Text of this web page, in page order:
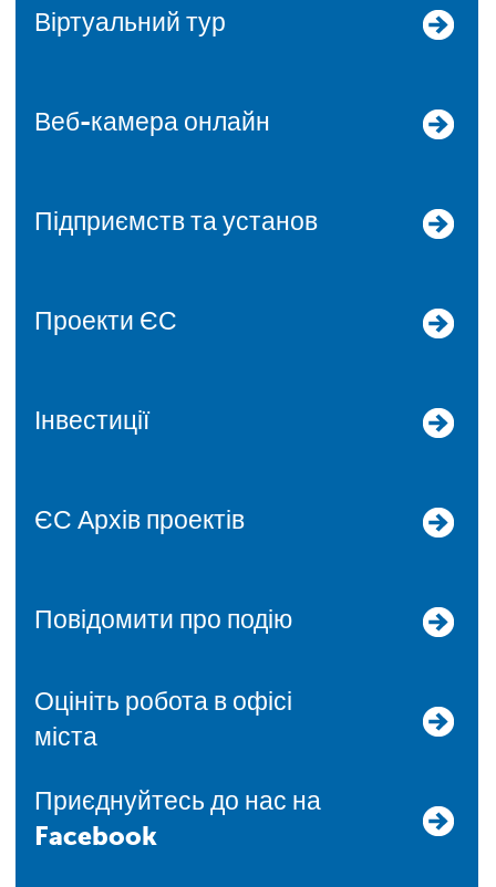
Віртуальний тур
Веб-камера онлайн
Підприємств та установ
Проекти ЄС
Інвестиції
ЄС Архів проектів
Повідомити про подію
Оцініть робота в офісі
міста
Приєднуйтесь до нас на
Facebook